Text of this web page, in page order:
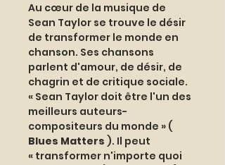
Au cœur de la musique de
Sean Taylor se trouve le désir
de transformer le monde en
chanson. Ses chansons
parlent d'amour, de désir, de
chagrin et de critique sociale.
« Sean Taylor doit être l'un des
meilleurs auteurs-
compositeurs du monde » (
Blues Matters ). Il peut
« transformer n'importe quoi